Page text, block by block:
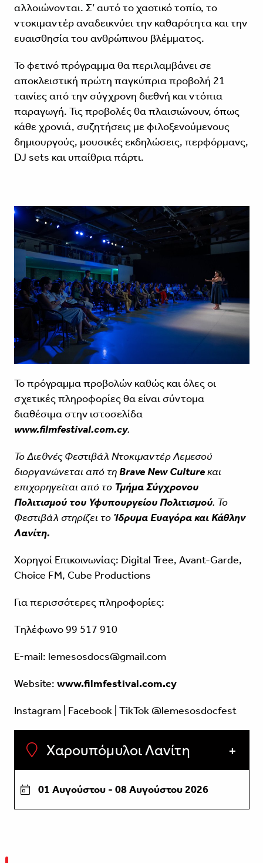
αλλοιώνονται. Σ’ αυτό το χαοτικό τοπίο, το
ντοκιμαντέρ αναδεικνύει την καθαρότητα και την
ευαισθησία του ανθρώπινου βλέμματος.
Το φετινό πρόγραμμα θα περιλαμβάνει σε
αποκλειστική πρώτη παγκύπρια προβολή 21
ταινίες από την σύγχρονη διεθνή και ντόπια
παραγωγή. Τις προβολές θα πλαισιώνουν, όπως
κάθε χρονιά, συζητήσεις με φιλοξενούμενους
δημιουργούς, μουσικές εκδηλώσεις, περφόρμανς,
DJ sets και υπαίθρια πάρτι.
Το πρόγραμμα προβολών καθώς και όλες οι
σχετικές πληροφορίες θα είναι σύντομα
διαθέσιμα στην ιστοσελίδα
www.filmfestival.com.cy.
Το Διεθνές Φεστιβάλ Ντοκιμαντέρ Λεμεσού
διοργανώνεται από τηBrave New Cultureκαι
επιχορηγείται από το Τμήμα Σύγχρονου
Πολιτισμού του Υφυπουργείου Πολιτισμού. Το
Φεστιβάλ στηρίζει το Ίδρυμα Ευαγόρα και Κάθλην
Λανίτη.
Χορηγoί Επικοινωνίας: Digital Tree, Avant-Garde,
Choice FM, Cube Productions
Για περισσότερες πληροφορίες:
Tηλέφωνο 99 517 910
Ε-mail: lemesosdocs@gmail.com
Website: www.filmfestival.com.cy
Instagram | Facebook | TikTok@lemesosdocfest
Χαρουπόμυλοι Λανίτη
01 Αυγούστου - 08 Αυγούστου 2026